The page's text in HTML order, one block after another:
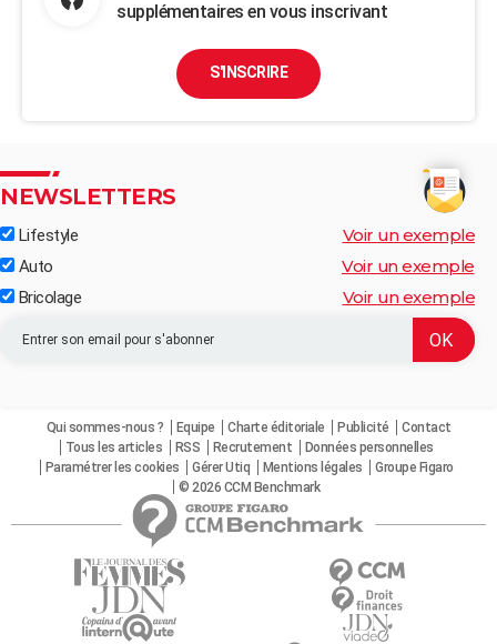
supplémentaires en vous inscrivant
S'INSCRIRE
NEWSLETTERS
Lifestyle Voir un exemple
Auto Voir un exemple
Bricolage Voir un exemple
Qui sommes-nous ? Equipe Charte éditoriale Publicité
Contact
Tous les articles
RSS Recrutement
Données personnelles
Paramétrer les cookies
Gérer Utiq Mentions légales
Groupe Figaro
© 2026 CCM Benchmark